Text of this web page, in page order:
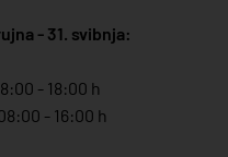
- 31. svibnja:
- 18:00 h
- 16:00 h